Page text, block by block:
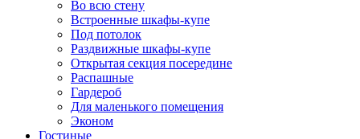
Во всю стену
Встроенные шкафы-купе
Под потолок
Раздвижные шкафы-купе
Открытая секция посередине
Распашные
Гардероб
Для маленького помещения
Эконом
Гостиные